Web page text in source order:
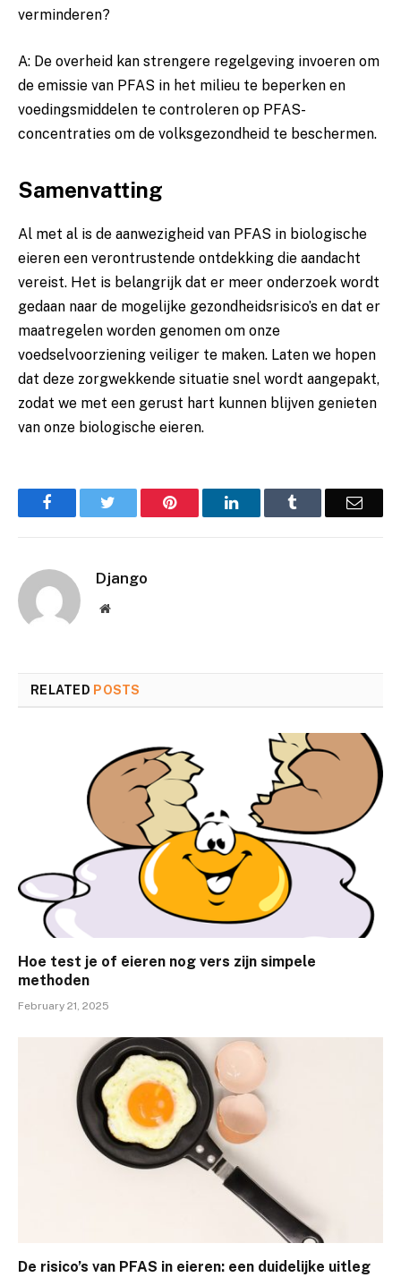
verminderen?
A: De overheid kan strengere‌ regelgeving​ invoeren⁣ om
de emissie ⁣van PFAS in het milieu te beperken en
voedingsmiddelen te controleren op PFAS-
concentraties ‍om ‍de volksgezondheid te beschermen.
Samenvatting
Al ​met al‌ is de ⁢aanwezigheid van‍ PFAS ⁣in biologische
eieren een verontrustende ⁢ontdekking die aandacht
vereist.‍ Het is belangrijk dat ⁣er meer onderzoek‌ wordt
⁣gedaan naar de⁢ mogelijke gezondheidsrisico’s en dat er​
maatregelen worden ⁢genomen⁢ om onze
voedselvoorziening veiliger te⁢ maken. Laten we hopen
dat ⁢deze zorgwekkende situatie⁢ snel wordt aangepakt,‌
zodat we met een gerust hart‌ kunnen ‍blijven genieten‍
van onze biologische ⁣eieren.
Facebook Pinterest LinkedIn Email
Django
Website
RELATED POSTS
Hoe test je of eieren nog vers zijn simpele
methoden
February 21, 2025
De risico’s van PFAS in eieren: een duidelijke uitleg